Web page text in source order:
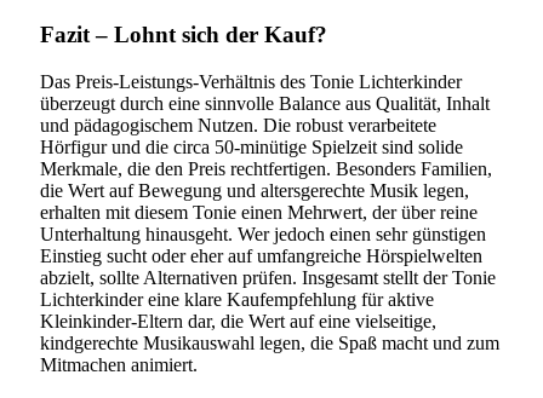
Fazit – Lohnt sich der Kauf?
Das Preis-Leistungs-Verhältnis des Tonie Lichterkinder
überzeugt durch eine sinnvolle Balance aus Qualität, Inhalt
und pädagogischem Nutzen. Die robust verarbeitete
Hörfigur und die circa 50-minütige Spielzeit sind solide
Merkmale, die den Preis rechtfertigen. Besonders Familien,
die Wert auf Bewegung und altersgerechte Musik legen,
erhalten mit diesem Tonie einen Mehrwert, der über reine
Unterhaltung hinausgeht. Wer jedoch einen sehr günstigen
Einstieg sucht oder eher auf umfangreiche Hörspielwelten
abzielt, sollte Alternativen prüfen. Insgesamt stellt der Tonie
Lichterkinder eine klare Kaufempfehlung für aktive
Kleinkinder-Eltern dar, die Wert auf eine vielseitige,
kindgerechte Musikauswahl legen, die Spaß macht und zum
Mitmachen animiert.